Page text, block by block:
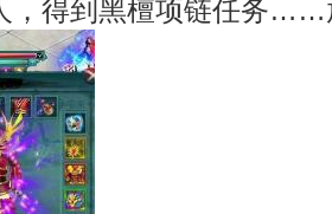
，得到黑檀项链任务……